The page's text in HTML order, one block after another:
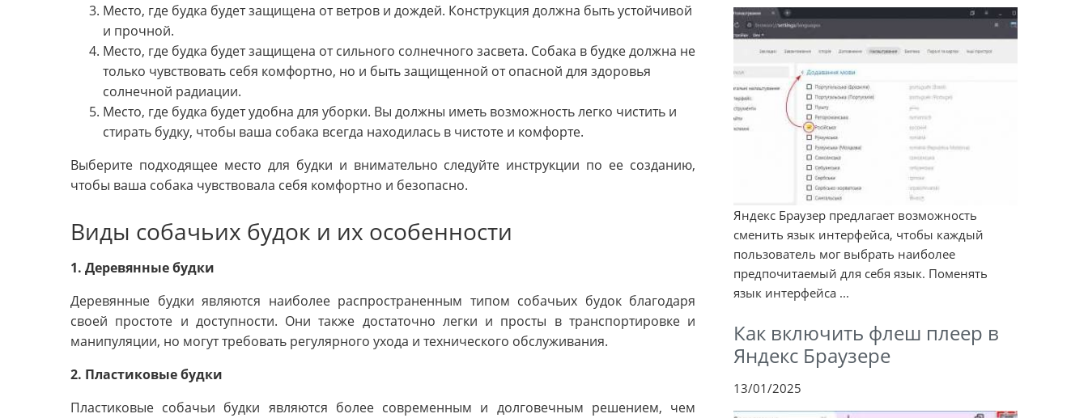
Место, где будка будет защищена от ветров и дождей. Конструкция должна быть устойчивой
и прочной.
Место, где будка будет защищена от сильного солнечного засвета. Собака в будке должна не
только чувствовать себя комфортно, но и быть защищенной от опасной для здоровья
солнечной радиации.
Место, где будка будет удобна для уборки. Вы должны иметь возможность легко чистить и
стирать будку, чтобы ваша собака всегда находилась в чистоте и комфорте.
Выберите подходящее место для будки и внимательно следуйте инструкции по ее созданию,
чтобы ваша собака чувствовала себя комфортно и безопасно.
Виды собачьих будок и их особенности
1. Деревянные будки
Деревянные будки являются наиболее распространенным типом собачьих будок благодаря
своей простоте и доступности. Они также достаточно легки и просты в транспортировке и
манипуляции, но могут требовать регулярного ухода и технического обслуживания.
2. Пластиковые будки
Пластиковые собачьи будки являются более современным и долговечным решением, чем
Яндекс Браузер предлагает возможность
сменить язык интерфейса, чтобы каждый
пользователь мог выбрать наиболее
предпочитаемый для себя язык. Поменять
язык интерфейса ...
Как включить флеш плеер в
Яндекс Браузере
13/01/2025